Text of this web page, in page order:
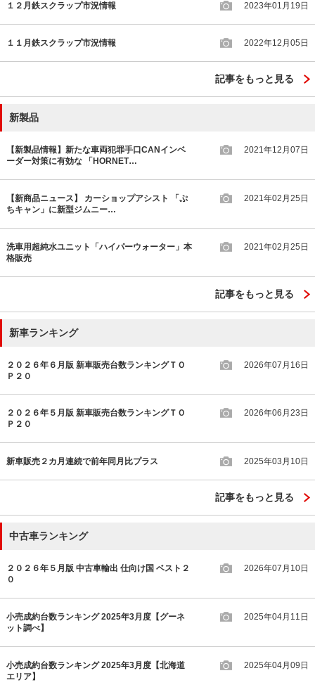
１２月鉄スクラップ市況情報 2023年01月19日
１１月鉄スクラップ市況情報 2022年12月05日
記事をもっと見る
新製品
【新製品情報】新たな車両犯罪手口CANインベ
ーダー対策に有効な 「HORNET…
2021年12月07日
【新商品ニュース】 カーショップアシスト 「ぷ
ちキャン」に新型ジムニー…
2021年02月25日
洗車用超純水ユニット「ハイパーウォーター」本
格販売
2021年02月25日
記事をもっと見る
新車ランキング
２０２６年６月版 新車販売台数ランキングＴＯ
Ｐ２０
2026年07月16日
２０２６年５月版 新車販売台数ランキングＴＯ
Ｐ２０
2026年06月23日
新車販売２カ月連続で前年同月比プラス 2025年03月10日
記事をもっと見る
中古車ランキング
２０２６年５月版 中古車輸出 仕向け国 ベスト２
０
2026年07月10日
小売成約台数ランキング 2025年3月度【グーネ
ット調べ】
2025年04月11日
小売成約台数ランキング 2025年3月度【北海道
エリア】
2025年04月09日